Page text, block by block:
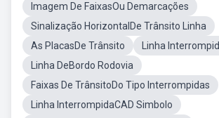
Imagem De FaixasOu Demarcações
Sinalização HorizontalDe Trânsito Linha
As PlacasDe Trânsito
Linha
Linha DeBordo Rodovia
Faixas De TrânsitoDo Tipo Interrompidas
Linha InterrompidaCAD Simbolo